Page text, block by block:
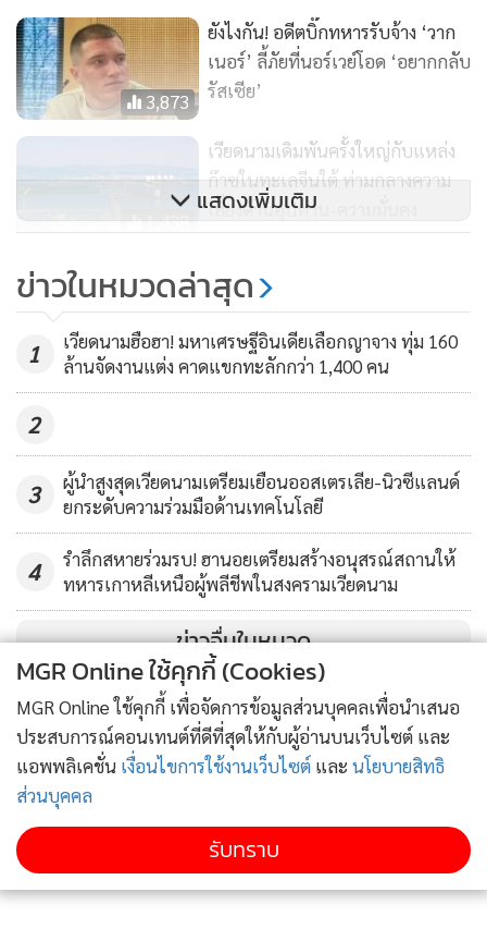
เมื่อวันพฤหัสฯ ที่เวียดนามออกคำแถลงที่หาได้ยากเรียกร้องให้
เรือของจีนออกจากพื้นที่ เรือเหล่านั้นอยู่ในแปลง 129 ที่ดำเนิน
การโดยบริษัท Vietgazprom ตามการระบุของพาวเวลล์ ซึ่ง
คำแถลงนี้มีขึ้นหลังการเยือนกรุงฮานอยของ ดมิทรี เมดเวเดฟ
อดีตประธานาธิบดีรัสเซียและรองประธานสภาความมั่นคงรัสเซีย
และเมื่อวันศุกร์ เรือประมงของเวียดนาม 2 ลำ ได้ติดตามเรือจีน
ในระยะห่าง 200-300 เมตร พาวเวลล์กล่าว พร้อมกับระบุว่า เรือ
จีนได้เคลื่อนไปยังพื้นที่ที่อยู่ใกล้กับแปลงที่ดำเนินการโดยบริษัท
ของรัสเซีย
ตามกฎระเบียบสากล เรือได้รับอนุญาตให้แล่นข้ามเขตเศรษฐกิจ
จำเพาะของประเทศอื่น แต่การดำเนินการของจีนถูกเวียดนาม
และประเทศอื่นๆ ที่อ้างสิทธิในทะเลจีนใต้ รวมทั้งฟิลิปปินส์ และ
มาเลเซีย มองว่าไม่เป็นมิตรมานานแล้ว.
3,873
ยังไงกัน! อดีตบิ๊กทหารรับจ้าง ‘วาก
เนอร์’ ลี้ภัยที่นอร์เวย์โอด ‘อยากกลับ
รัสเซีย’
1,438
เวียดนามเดิมพันครั้งใหญ่กับแหล่ง
ก๊าซในทะเลจีนใต้ ท่ามกลางความ
เสี่ยงด้านอุปทาน-ความมั่นคง
1,022
รบ.แอฟริกาใต้สมาชิกกลุ่ม BRICS
ยันพร้อมต้อนรับปูตินทุกเมื่อ
แสดงเพิ่มเติม
ข่าวในหมวดล่าสุด
1
เวียดนามฮือฮา! มหาเศรษฐีอินเดียเลือกญาจาง ทุ่ม 160
ล้านจัดงานแต่ง คาดแขกทะลักกว่า 1,400 คน
2
3
ผู้นำสูงสุดเวียดนามเตรียมเยือนออสเตรเลีย-นิวซีแลนด์
ยกระดับความร่วมมือด้านเทคโนโลยี
4
รำลึกสหายร่วมรบ! ฮานอยเตรียมสร้างอนุสรณ์สถานให้
ทหารเกาหลีเหนือผู้พลีชีพในสงครามเวียดนาม
ข่าวอื่นในหมวด
MGR Online ใช้คุกกี้ (Cookies)
MGR Online ใช้คุกกี้ เพื่อจัดการข้อมูลส่วนบุคคลเพื่อนำเสนอ
ประสบการณ์คอนเทนต์ที่ดีที่สุดให้กับผู้อ่านบนเว็บไซต์ และ
แอพพลิเคชั่น เงื่อนไขการใช้งานเว็บไซต์ และ นโยบายสิทธิ
ส่วนบุคคล
รับทราบ